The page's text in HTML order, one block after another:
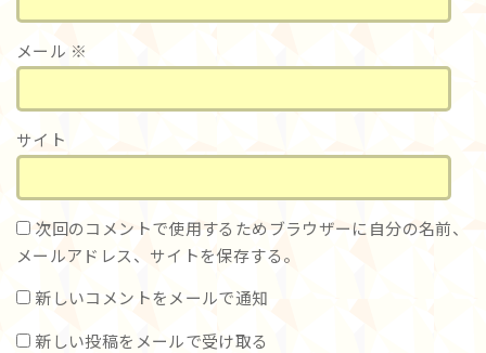
メール ※
サイト
次回のコメントで使用するためブラウザーに自分の名前、
メールアドレス、サイトを保存する。
新しいコメントをメールで通知
新しい投稿をメールで受け取る